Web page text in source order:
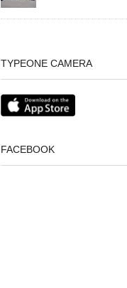
TYPEONE CAMERA
FACEBOOK